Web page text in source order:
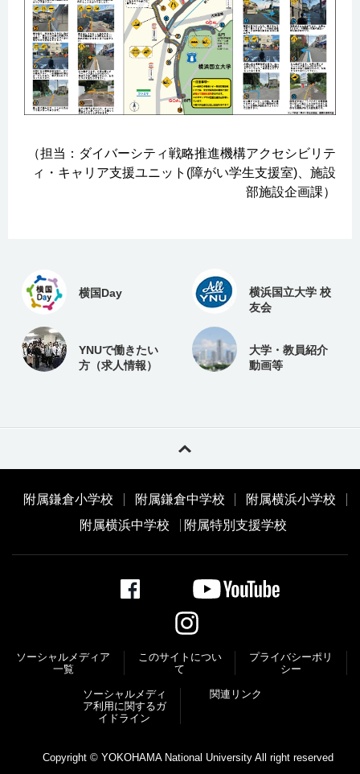
（担当：ダイバーシティ戦略推進機構アクセシビリテ
ィ・キャリア支援ユニット(障がい学生支援室)、施設
部施設企画課）
横国Day
横浜国立大学 校
友会
YNUで働きたい
方（求人情報）
大学・教員紹介
動画等
附属鎌倉小学校 附属鎌倉中学校
附属横浜小学校
附属横浜中学校
附属特別支援学校
ソーシャルメディア
一覧
このサイトについ
て
プライバシーポリ
シー
ソーシャルメディ
ア利⽤に関するガ
イドライン
関連リンク
Copyright © YOKOHAMA National University All right reserved